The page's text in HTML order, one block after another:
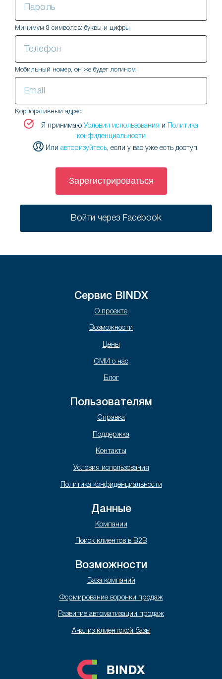
Минимум 8 символов: буквы и цифры
Мобильный номер, он же будет логином
Корпоративный адрес
подтверждаю
свое
политикой
обработки
персональных
данных
Я принимаю Условия использования и
Политика
конфиденциальности
Или авторизуйтесь, если у вас уже есть доступ
Зарегистрироваться
Войти через Facebook
Сервис BINDX
О проекте
Возможности
Цены
СМИ о нас
Блог
Пользователям
Справка
Поддержка
Контакты
Условия использования
Политика конфиденциальности
Данные
Компании
Поиск клиентов в B2B
Возможности
База компаний
Формирование воронки продаж
Развитие автоматизации продаж
Анализ клиентской базы